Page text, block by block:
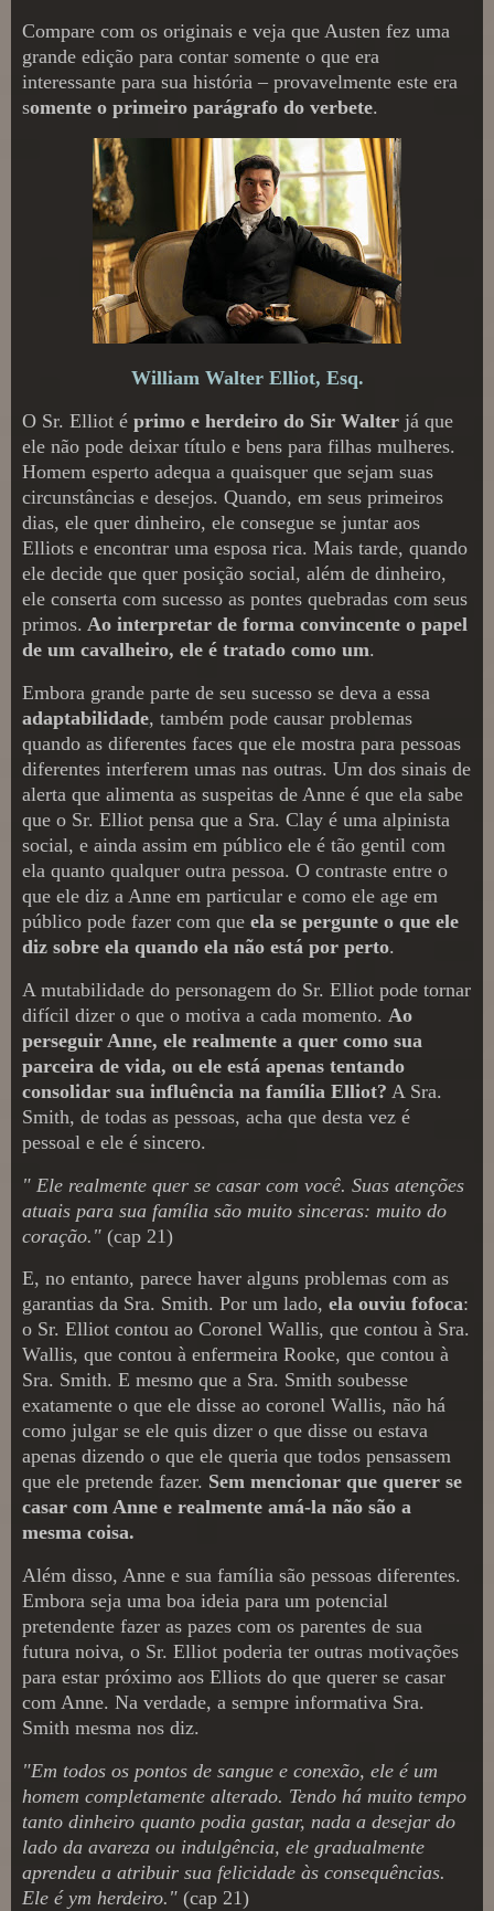
Compare com os originais e veja que Austen fez uma
grande edição para contar somente o que era
interessante para sua história – provavelmente este era
somente o primeiro parágrafo do verbete.
William Walter Elliot, Esq.
O Sr. Elliot é primo e herdeiro do Sir Walter já que
ele não pode deixar título e bens para filhas mulheres.
Homem esperto adequa a quaisquer que sejam suas
circunstâncias e desejos. Quando, em seus primeiros
dias, ele quer dinheiro, ele consegue se juntar aos
Elliots e encontrar uma esposa rica. Mais tarde, quando
ele decide que quer posição social, além de dinheiro,
ele conserta com sucesso as pontes quebradas com seus
primos. Ao interpretar de forma convincente o papel
de um cavalheiro, ele é tratado como um.
Embora grande parte de seu sucesso se deva a essa
adaptabilidade, também pode causar problemas
quando as diferentes faces que ele mostra para pessoas
diferentes interferem umas nas outras. Um dos sinais de
alerta que alimenta as suspeitas de Anne é que ela sabe
que o Sr. Elliot pensa que a Sra. Clay é uma alpinista
social, e ainda assim em público ele é tão gentil com
ela quanto qualquer outra pessoa. O contraste entre o
que ele diz a Anne em particular e como ele age em
público pode fazer com que ela se pergunte o que ele
diz sobre ela quando ela não está por perto.
A mutabilidade do personagem do Sr. Elliot pode tornar
difícil dizer o que o motiva a cada momento. Ao
perseguir Anne, ele realmente a quer como sua
parceira de vida, ou ele está apenas tentando
consolidar sua influência na família Elliot? A Sra.
Smith, de todas as pessoas, acha que desta vez é
pessoal e ele é sincero.
" Ele realmente quer se casar com você. Suas atenções
atuais para sua família são muito sinceras: muito do
coração." (cap 21)
E, no entanto, parece haver alguns problemas com as
garantias da Sra. Smith. Por um lado, ela ouviu fofoca:
o Sr. Elliot contou ao Coronel Wallis, que contou à Sra.
Wallis, que contou à enfermeira Rooke, que contou à
Sra. Smith. E mesmo que a Sra. Smith soubesse
exatamente o que ele disse ao coronel Wallis, não há
como julgar se ele quis dizer o que disse ou estava
apenas dizendo o que ele queria que todos pensassem
que ele pretende fazer. Sem mencionar que querer se
casar com Anne e realmente amá-la não são a
mesma coisa.
Além disso, Anne e sua família são pessoas diferentes.
Embora seja uma boa ideia para um potencial
pretendente fazer as pazes com os parentes de sua
futura noiva, o Sr. Elliot poderia ter outras motivações
para estar próximo aos Elliots do que querer se casar
com Anne. Na verdade, a sempre informativa Sra.
Smith mesma nos diz.
"Em todos os pontos de sangue e conexão, ele é um
homem completamente alterado. Tendo há muito tempo
tanto dinheiro quanto podia gastar, nada a desejar do
lado da avareza ou indulgência, ele gradualmente
aprendeu a atribuir sua felicidade às consequências.
Ele é ym herdeiro." (cap 21)